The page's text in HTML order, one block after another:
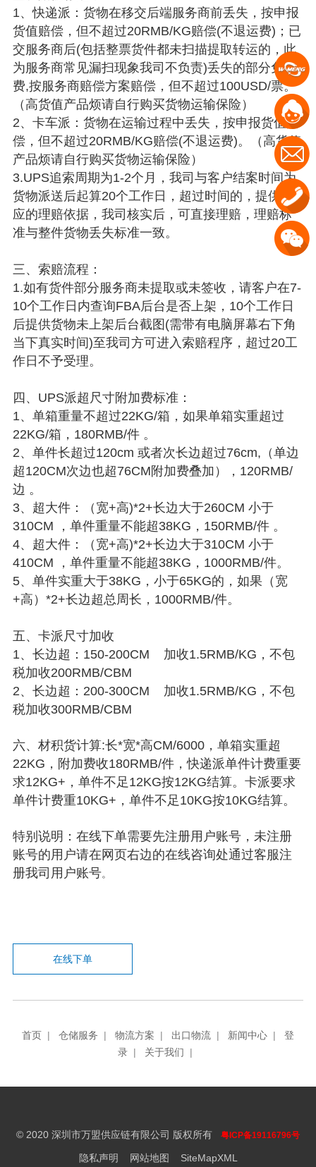
1、快递派：货物在移交后端服务商前丢失，按申报
货值赔偿，但不超过20RMB/KG赔偿(不退运费)；已
交服务商后(包括整票货件都未扫描提取转运的，此
为服务商常见漏扫现象我司不负责)丢失的部分免运
费,按服务商赔偿方案赔偿，但不超过100USD/票。
（高货值产品烦请自行购买货物运输保险）
2、卡车派：货物在运输过程中丢失，按申报货值赔
偿，但不超过20RMB/KG赔偿(不退运费)。（高货值
产品烦请自行购买货物运输保险）
3.UPS追索周期为1-2个月，我司与客户结案时间为
货物派送后起算20个工作日，超过时间的，提供相
应的理赔依据，我司核实后，可直接理赔，理赔标
准与整件货物丢失标准一致。
三、索赔流程：
1.如有货件部分服务商未提取或未签收，请客户在7-
10个工作日内查询FBA后台是否上架，10个工作日
后提供货物未上架后台截图(需带有电脑屏幕右下角
当下真实时间)至我司方可进入索赔程序，超过20工
作日不予受理。
四、UPS派超尺寸附加费标准：
1、单箱重量不超过22KG/箱，如果单箱实重超过
22KG/箱，180RMB/件 。
2、单件长超过120cm 或者次长边超过76cm,（单边
超120CM次边也超76CM附加费叠加），120RMB/
边 。
3、超大件：（宽+高)*2+长边大于260CM 小于
310CM ，单件重量不能超38KG，150RMB/件 。
4、超大件：（宽+高)*2+长边大于310CM 小于
410CM ，单件重量不能超38KG，1000RMB/件。
5、单件实重大于38KG，小于65KG的，如果（宽
+高）*2+长边超总周长，1000RMB/件。
五、卡派尺寸加收
1、长边超：150-200CM 加收1.5RMB/KG，不包
税加收200RMB/CBM
2、长边超：200-300CM 加收1.5RMB/KG，不包
税加收300RMB/CBM
六、材积货计算:长*宽*高CM/6000，单箱实重超
22KG，附加费收180RMB/件，快递派单件计费重要
求12KG+，单件不足12KG按12KG结算。卡派要求
单件计费重10KG+，单件不足10KG按10KG结算。
特别说明：在线下单需要先注册用户账号，未注册
账号的用户请在网页右边的在线咨询处通过客服注
册我司用户账号。
在线下单
首页 | 仓储服务 | 物流方案 | 出口物流 | 新闻中心 |
登
录 | 关于我们 |
© 2020 深圳市万盟供应链有限公司 版权所有 粤ICP备19116796号
隐私声明 网站地图 SiteMapXML